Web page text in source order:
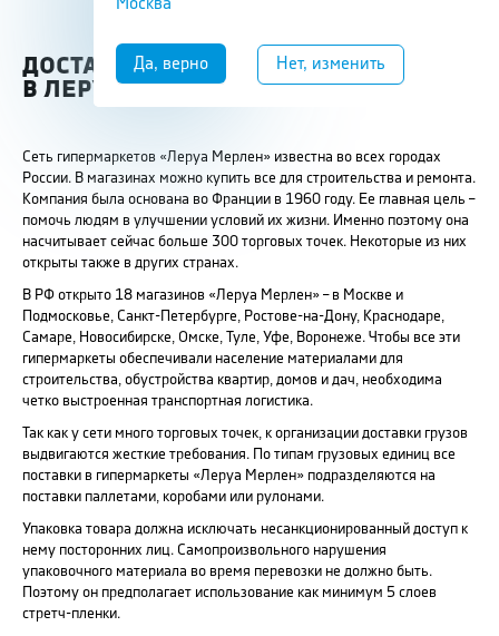
ДОСТАВКА ГРУЗОВ
В ЛЕРУА МЕРЛЕН
Сеть гипермаркетов «Леруа Мерлен» известна во всех городах
России. В магазинах можно купить все для строительства и ремонта.
Компания была основана во Франции в 1960 году. Ее главная цель –
помочь людям в улучшении условий их жизни. Именно поэтому она
насчитывает сейчас больше 300 торговых точек. Некоторые из них
открыты также в других странах.
В РФ открыто 18 магазинов «Леруа Мерлен» – в Москве и
Подмосковье, Санкт-Петербурге, Ростове-на-Дону, Краснодаре,
Самаре, Новосибирске, Омске, Туле, Уфе, Воронеже. Чтобы все эти
гипермаркеты обеспечивали население материалами для
строительства, обустройства квартир, домов и дач, необходима
четко выстроенная транспортная логистика.
Так как у сети много торговых точек, к организации доставки грузов
выдвигаются жесткие требования. По типам грузовых единиц все
поставки в гипермаркеты «Леруа Мерлен» подразделяются на
поставки паллетами, коробами или рулонами.
Упаковка товара должна исключать несанкционированный доступ к
нему посторонних лиц. Самопроизвольного нарушения
упаковочного материала во время перевозки не должно быть.
Поэтому он предполагает использование как минимум 5 слоев
стретч-пленки.
Москва